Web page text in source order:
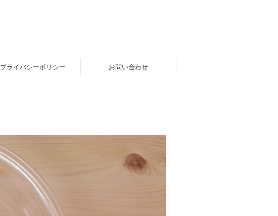
プライバシーポリシー お問い合わせ